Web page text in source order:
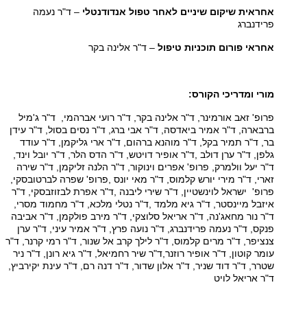
אחראית שיקום שיניים לאחר טפול אנדודנטלי – ד"ר נעמה
פרידנברג
אחראי פורום תוכניות טיפול – ד"ר אלינה בקר
מורי ומדריכי הקורס:
פרופ' זאב אורמינר, ד"ר אלינה בקר, ד"ר רועי אברהמי, ד"ר ג'מיל
ברבארה, ד"ר אמיר ביאדסה, ד"ר אבי ברג, ד"ר נסים בסול, ד"ר עידן
בר, ד"ר תמיר בקל, ד"ר מוהנא ברהום, ד"ר ארי גליקמן, ד"ר עודד
גלפן, ד"ר ערן דולב ד"ר אופיר דויטש, ד"ר הדס הלר, ד"ר יובל וינד,
ד"ר יעל וולמרק, פרופ' אפרים וינוקור, ד"ר הלנה זליקמן, ד"ר שירה
זארי, ד"ר מירי יורש קלמוס, ד"ר מאי יונס פרופ' שפרה לברטובסקי,
פרופ' ישראל לוינשטיין, ד"ר שירי ליבנה ד"ר אפרת לבזוזבסקי, ד"ר
איזבל מיינסטר, ד"ר גיא מלמד ד"ר נטלי מלכא, ד"ר מחמוד מסרי,
ד"ר נור מחאג'נה, ד"ר אריאל סלוצקי, ד"ר מירב פולקמן, ד"ר אביבה
פנקס, ד"ר נעמה פרידנברג, ד"ר נועה פרץ, ד"ר אמיר עיני, ד"ר ערן
צנציפר, ד"ר מרים קלמוס, ד"ר לילך קרב אל שנור, ד"ר רמי קרנר, ד"ר
עומר קוטון, ד"ר אופיר רוזנר,ד"ר שיר רחמיאל, ד"ר גיא רונן, ד"ר ניר
שטרר, ד"ר דוד שניר, ד"ר אלון שדור, ד"ר דנה רם, ד"ר עינת יקירביץ,
ד"ר אריאל לויט